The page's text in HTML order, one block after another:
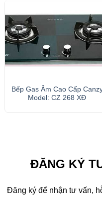
Bếp Gas Âm Cao Cấp
Model: CZ 268 XĐ
ĐĂNG KÝ
Đăng ký để nhận tư vấn,